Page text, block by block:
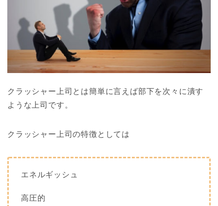
クラッシャー上司とは簡単に言えば部下を次々に潰す
ような上司です。
クラッシャー上司の特徴としては
エネルギッシュ
高圧的